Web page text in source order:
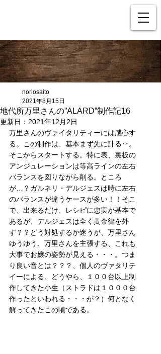
地代所万里さんの”ALARD”制作記16
noriosaito
2021年8月15日
更新日： 2021年12月2日
万里さんのヴァイタリティーには感心す
る。この制作は、基本まず先に計る‥。
そこからスタートする。特に表、裏板の
アンジュレーションは等高ラインの左右
バランスを図りながら削る。ところ
が…？ガルネリ・デルジェスは時に左右
のバランスが違うケースが多い！！そこ
で、出来るだけ、レシピに忠実が基本で
あるが、デルジェスは全く黄金律を外
す？？どう対処するか迷うが、万里さん
ゆうゆう、万里さんを主張する、これも
大事でお嬢の姿勢が見える・・・。つま
り良い音とは？？？、個人のヴァタリテ
イーによる、どうやら、１００台以上制
作してきた小生（ストラドは１０００台
作ったといわれる・・・が？）何となく
解ってきたこの頃である。